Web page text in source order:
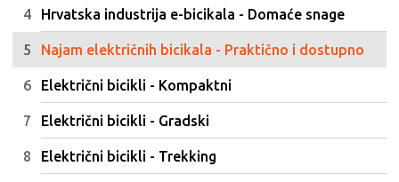
Hrvatska industrija e-bicikala - Domaće snage
Najam električnih bicikala - Praktično i dostupno
Električni bicikli - Kompaktni
Električni bicikli - Gradski
Električni bicikli - Trekking